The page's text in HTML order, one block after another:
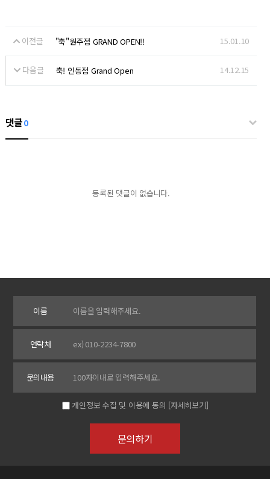
이전글 "축"원주점 GRAND OPEN!! 15.01.10
다음글 축! 인동점 Grand Open 14.12.15
댓글0
등록된 댓글이 없습니다.
이름
연락처
문의내용
개인정보 수집 및 이용에 동의 [자세히보기]